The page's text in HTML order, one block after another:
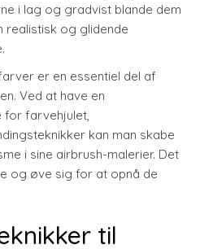
i lag og gradvist blande dem
realistisk og glidende
er en essentiel del af
Ved at have en
farvehjulet,
kan man skabe
i sine airbrush-malerier. Det
og øve sig for at opnå de
til